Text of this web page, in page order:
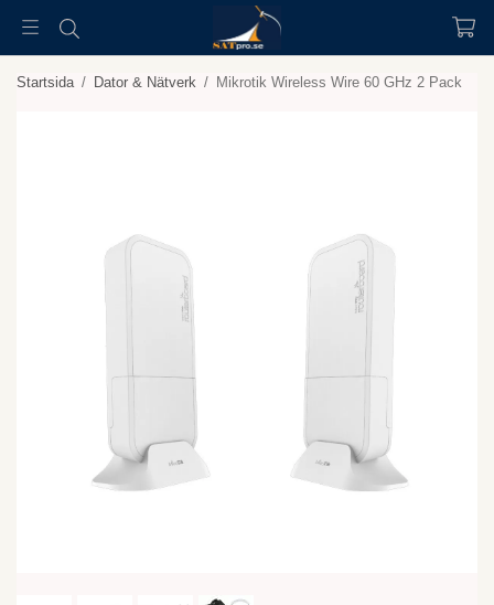
Startsida / Dator & Nätverk / Mikrotik Wireless Wire 60 GHz 2 Pack